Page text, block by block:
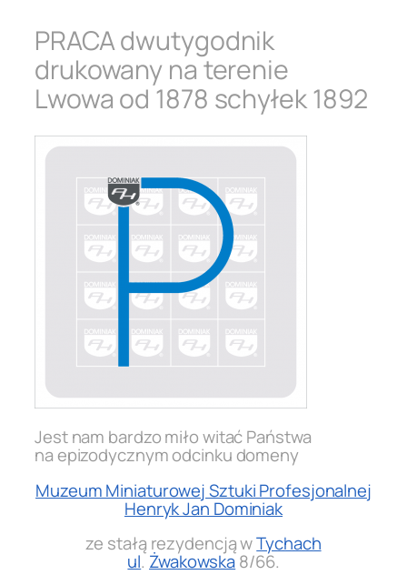
PRACA dwutygodnik
drukowany na terenie
Lwowa od 1878 schyłek 1892
Jest nam bardzo miło witać Państwa
na epizodycznym odcinku domeny
Muzeum Miniaturowej Sztuki Profesjonalnej
Henryk Jan Dominiak
ze stałą rezydencją wTychach
ul.Żwakowska8/66.